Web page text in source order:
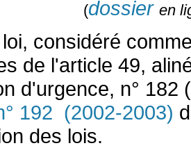
(dossier en
considéré
de l'article 49,
d'urgence, n° 182
192 (2002-2003)
des lois.